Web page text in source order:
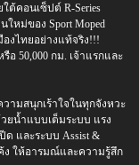
คอนเซ็ปต์ R-Series
หม่ของ Sport Moped
องไทยอย่างแท้จริง!!!
50,000 กม. เจ้าแรกและ
วามสนุกเร้าใจในทุกจังหวะ
ยน้ำแบบเต็มระบบ แรง
ด และระบบ Assist &
ง ให้อารมณ์และความรู้สึก